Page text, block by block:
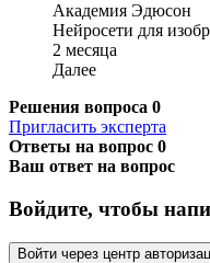
Академия Эдюсон
Нейросети для
2 месяца
Далее
Решения вопроса 0
Пригласить эксперта
Ответы на вопрос 0
Ваш ответ на вопрос
Войдите, чтобы
Войти через центр